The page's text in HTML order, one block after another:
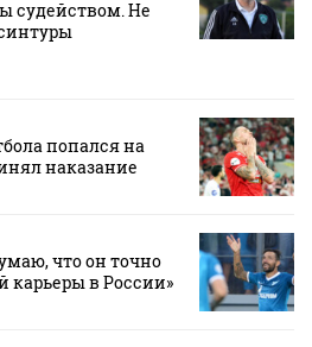
судейством. Не
попался на
наказание
что он точно
карьеры в России»